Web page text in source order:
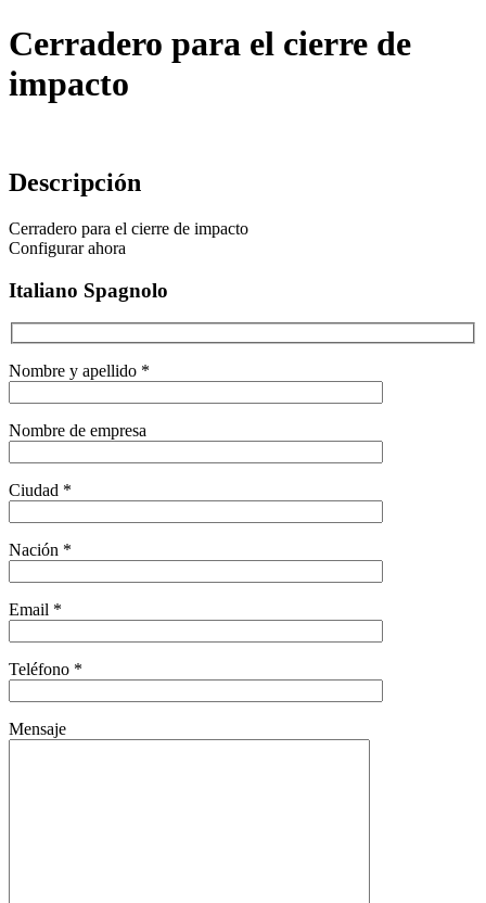
Cerradero para el cierre de
impacto
Descripción
Cerradero para el cierre de impacto
Configurar ahora
Italiano Spagnolo
Nombre y apellido *
Nombre de empresa
Ciudad *
Nación *
Email *
Teléfono *
Mensaje